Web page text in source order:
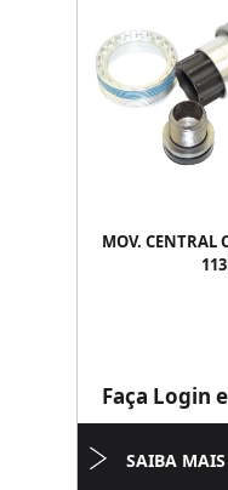
MOV. CENTRAL
Faça Login
SAIBA MAIS